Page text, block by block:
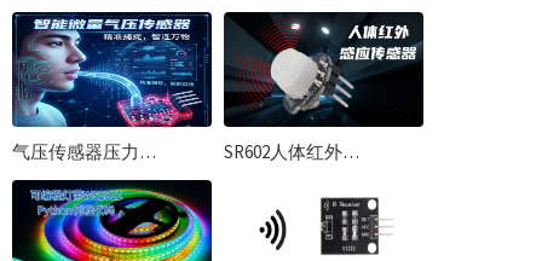
气压传感器压力检测HX710B模拟量信号读取Python/C++编程 树莓派与ESP32使用例程 SR602人体红外传感器 热释电红外（PIR）感应模块使用资料